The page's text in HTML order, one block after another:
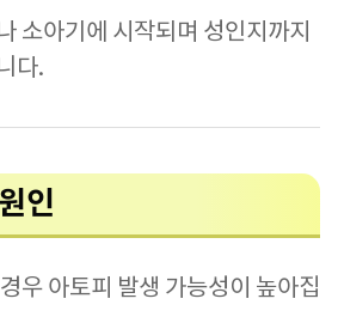
소아기에 시작되며 성인지까지
다.
인
우 아토피 발생 가능성이 높아집